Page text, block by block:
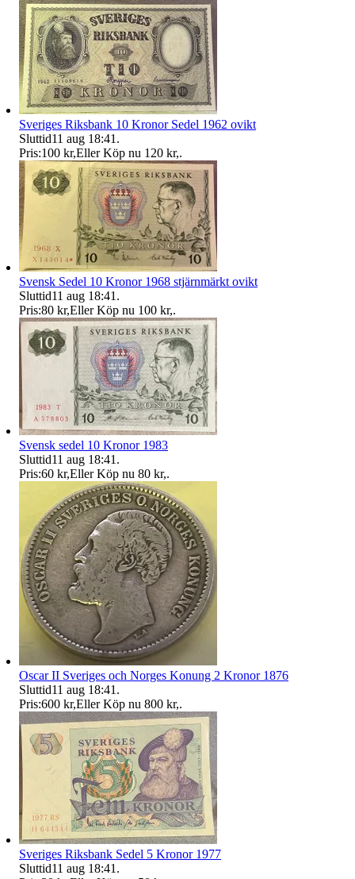
Sveriges Riksbank 10 Kronor Sedel 1962 ovikt
Sluttid11 aug 18:41 .
Pris:100 kr,Eller Köp nu 120 kr,.
Svensk Sedel 10 Kronor 1968 stjärnmärkt ovikt
Sluttid11 aug 18:41 .
Pris:80 kr,Eller Köp nu 100 kr,.
Svensk sedel 10 Kronor 1983
Sluttid11 aug 18:41 .
Pris:60 kr,Eller Köp nu 80 kr,.
Oscar II Sveriges och Norges Konung 2 Kronor 1876
Sluttid11 aug 18:41 .
Pris:600 kr,Eller Köp nu 800 kr,.
Sveriges Riksbank Sedel 5 Kronor 1977
Sluttid11 aug 18:41 .